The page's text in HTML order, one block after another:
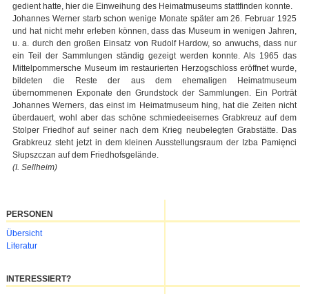
gedient hatte, hier die Einweihung des Heimatmuseums stattfinden konnte.
Johannes Werner starb schon wenige Monate später am 26. Februar 1925
und hat nicht mehr erleben können, dass das Museum in wenigen Jahren,
u. a. durch den großen Einsatz von Rudolf Hardow, so anwuchs, dass nur
ein Teil der Sammlungen ständig gezeigt werden konnte. Als 1965 das
Mittelpommersche Museum im restaurierten Herzogschloss eröffnet wurde,
bildeten die Reste der aus dem ehemaligen Heimatmuseum
übernommenen Exponate den Grundstock der Sammlungen. Ein Porträt
Johannes Werners, das einst im Heimatmuseum hing, hat die Zeiten nicht
überdauert, wohl aber das schöne schmiedeeisernes Grabkreuz auf dem
Stolper Friedhof auf seiner nach dem Krieg neubelegten Grabstätte. Das
Grabkreuz steht jetzt in dem kleinen Ausstellungsraum der Izba Pamięnci
Słupszczan auf dem Friedhofsgelände.
(I. Sellheim)
PERSONEN
Navigation
überspringen
Übersicht
Literatur
INTERESSIERT?